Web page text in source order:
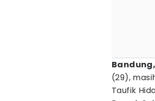
(29),
Taufik